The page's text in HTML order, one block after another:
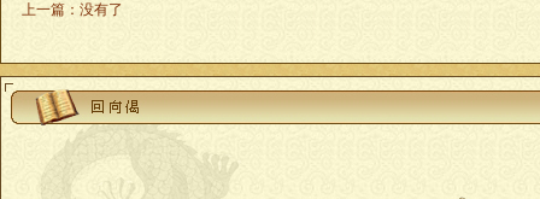
上一篇 ： 没有了